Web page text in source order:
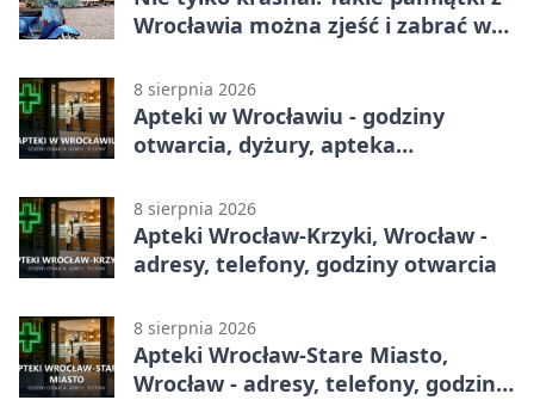
Wrocławia można zjeść i zabrać w
8 sierpnia 2026
Apteki w Wrocławiu - godziny
otwarcia, dyżury, apteka
8 sierpnia 2026
Apteki Wrocław-Krzyki, Wrocław -
adresy, telefony, godziny otwarcia
8 sierpnia 2026
Apteki Wrocław-Stare Miasto,
Wrocław - adresy, telefony, godziny